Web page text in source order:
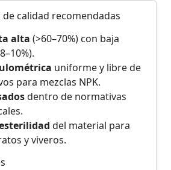
de calidad recomendadas
alta (>60–70%) con baja
uniforme y libre de
para mezclas NPK.
dentro de normativas
del material para
y viveros.